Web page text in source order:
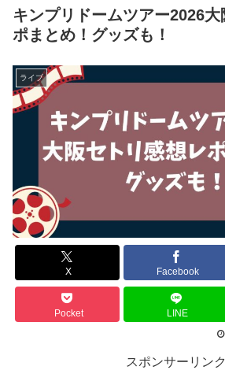
キンプリドームツアー2026
ポまとめ！グッズも！
ライブ
X Facebook
Pocket LINE
スポンサーリンク